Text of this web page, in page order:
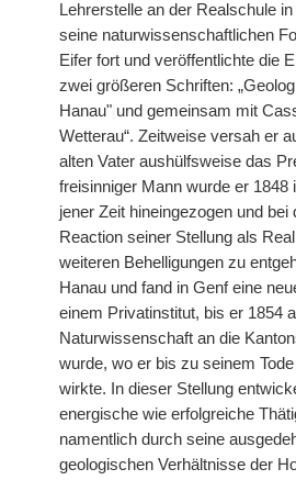
Lehrerstelle an der Realschule
seine naturwissenschaftlichen
Eifer fort und veröffentlichte die
zwei größeren Schriften:
Hanau" und gemeinsam mit
Wetterau“. Zeitweise versah er
alten Vater aushülfsweise das
freisinniger Mann wurde er 1848
jener Zeit hineingezogen und bei
Reaction seiner Stellung als
weiteren Behelligungen zu
Hanau und fand in Genf eine
einem Privatinstitut, bis er 1854
Naturwissenschaft an die
wurde, wo er bis zu seinem
wirkte. In dieser Stellung
energische wie erfolgreiche
namentlich durch seine
geologischen Verhältnisse der